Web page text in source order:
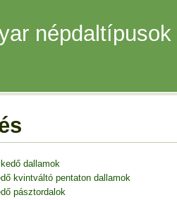
dallamok
kvintváltó pentaton dallamok
pásztordalok